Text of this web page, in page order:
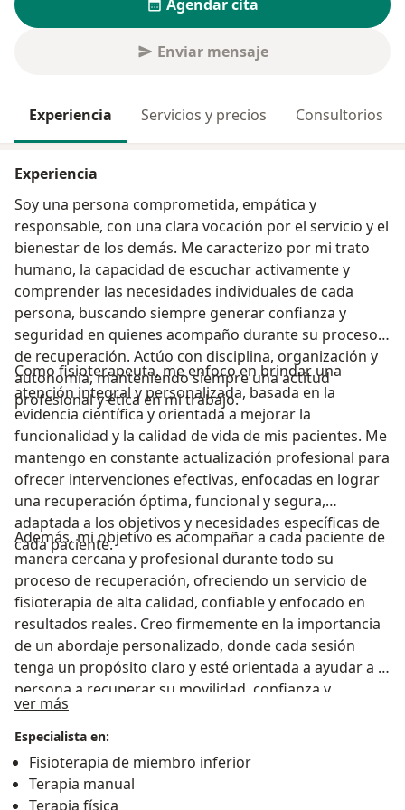
Agendar cita
Enviar mensaje
Experiencia Servicios y precios Consultorios
Experiencia
Soy una persona comprometida, empática y
responsable, con una clara vocación por el servicio y el
bienestar de los demás. Me caracterizo por mi trato
humano, la capacidad de escuchar activamente y
comprender las necesidades individuales de cada
persona, buscando siempre generar confianza y
seguridad en quienes acompaño durante su proceso
de recuperación. Actúo con disciplina, organización y
autonomía, manteniendo siempre una actitud
profesional y ética en mi trabajo.
Como fisioterapeuta, me enfoco en brindar una
atención integral y personalizada, basada en la
evidencia científica y orientada a mejorar la
funcionalidad y la calidad de vida de mis pacientes. Me
mantengo en constante actualización profesional para
ofrecer intervenciones efectivas, enfocadas en lograr
una recuperación óptima, funcional y segura,
adaptada a los objetivos y necesidades específicas de
cada paciente.
Además, mi objetivo es acompañar a cada paciente de
manera cercana y profesional durante todo su
proceso de recuperación, ofreciendo un servicio de
fisioterapia de alta calidad, confiable y enfocado en
resultados reales. Creo firmemente en la importancia
de un abordaje personalizado, donde cada sesión
tenga un propósito claro y esté orientada a ayudar a la
persona a recuperar su movilidad, confianza y
bienestar. Mi compromiso es brindar una atención
responsable y efectiva, generando un impacto positivo
que se refleje no solo en la recuperación física, sino
también en la calidad de vida de quienes confían en mi
trabajo.
ver más
Especialista en:
Fisioterapia de miembro inferior
Terapia manual
Terapia física